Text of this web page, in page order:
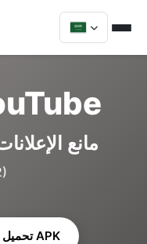
مانع
تحميل تطبيق يوتيوب فانسد APK